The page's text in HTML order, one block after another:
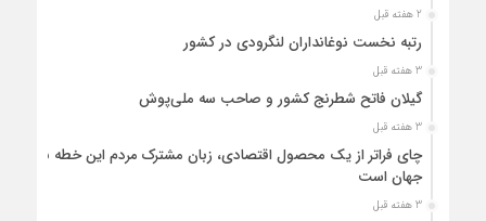
2 هفته قبل
رتبه نخست نوغانداران لنگرودی در کشور
3 هفته قبل
گیلان فاتح شطرنج کشور و صاحب سه ملی‌پوش
3 هفته قبل
چای فراتر از یک محصول اقتصادی، زبان مشترک مردم این خطه با
جهان است
3 هفته قبل